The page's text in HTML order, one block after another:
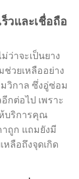
วและเชื่อถือ
ว่าจะเป็นยาง
ช่วยเหลืออย่าง
มวิกาล ซึ่งอู่ซ่อม
กต่อไป เพราะ
บริการคุณ
ถูก แถมยังมี
ลือถึงจุดเกิด